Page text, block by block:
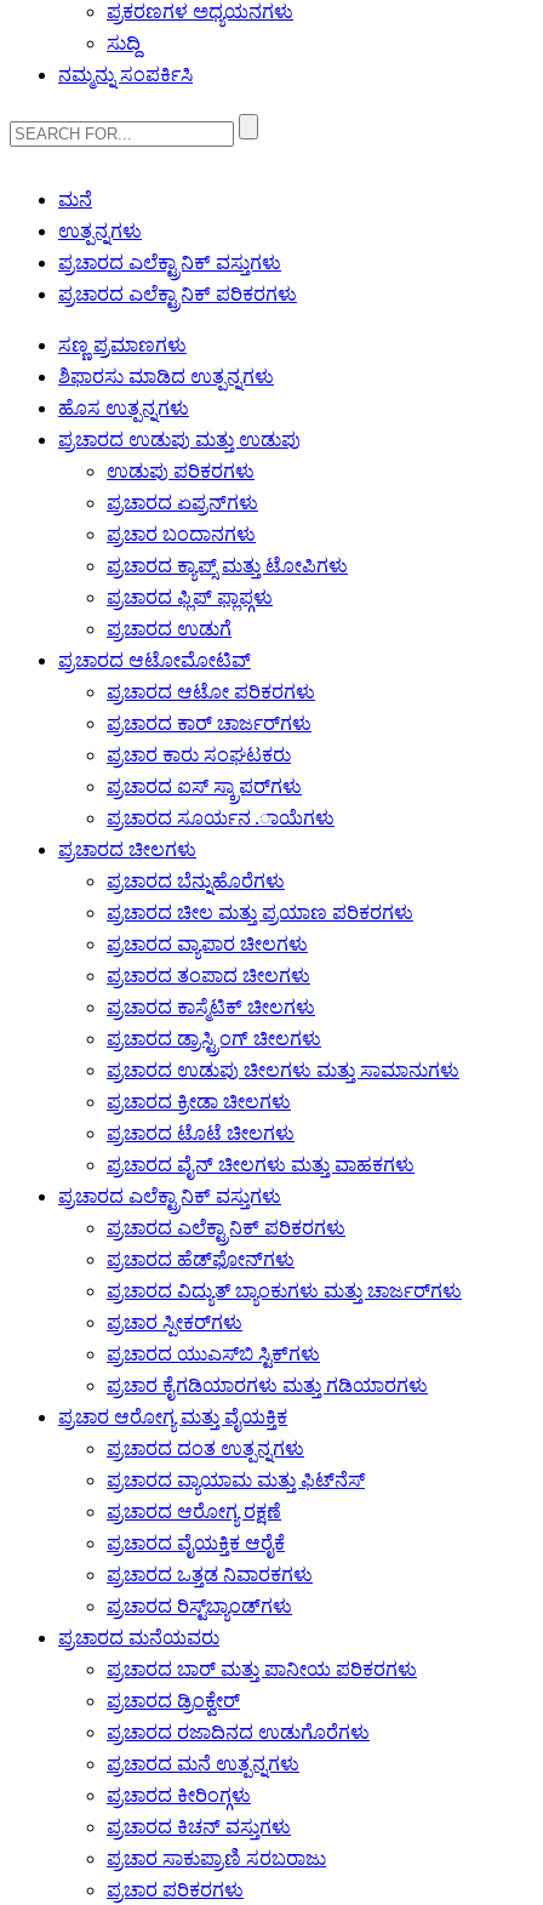
ಪ್ರಕರಣಗಳ ಅಧ್ಯಯನಗಳು
ಸುದ್ದಿ
ನಮ್ಮನ್ನು ಸಂಪರ್ಕಿಸಿ
ಮನೆ
ಉತ್ಪನ್ನಗಳು
ಪ್ರಚಾರದ ಎಲೆಕ್ಟ್ರಾನಿಕ್ ವಸ್ತುಗಳು
ಪ್ರಚಾರದ ಎಲೆಕ್ಟ್ರಾನಿಕ್ ಪರಿಕರಗಳು
ಸಣ್ಣ ಪ್ರಮಾಣಗಳು
ಶಿಫಾರಸು ಮಾಡಿದ ಉತ್ಪನ್ನಗಳು
ಹೊಸ ಉತ್ಪನ್ನಗಳು
ಪ್ರಚಾರದ ಉಡುಪು ಮತ್ತು ಉಡುಪು
ಉಡುಪು ಪರಿಕರಗಳು
ಪ್ರಚಾರದ ಏಪ್ರನ್‌ಗಳು
ಪ್ರಚಾರ ಬಂದಾನಗಳು
ಪ್ರಚಾರದ ಕ್ಯಾಪ್ಸ್ ಮತ್ತು ಟೋಪಿಗಳು
ಪ್ರಚಾರದ ಫ್ಲಿಪ್ ಫ್ಲಾಪ್ಗಳು
ಪ್ರಚಾರದ ಉಡುಗೆ
ಪ್ರಚಾರದ ಆಟೋಮೋಟಿವ್
ಪ್ರಚಾರದ ಆಟೋ ಪರಿಕರಗಳು
ಪ್ರಚಾರದ ಕಾರ್ ಚಾರ್ಜರ್‌ಗಳು
ಪ್ರಚಾರ ಕಾರು ಸಂಘಟಕರು
ಪ್ರಚಾರದ ಐಸ್ ಸ್ಕ್ರಾಪರ್‌ಗಳು
ಪ್ರಚಾರದ ಸೂರ್ಯನ .ಾಯೆಗಳು
ಪ್ರಚಾರದ ಚೀಲಗಳು
ಪ್ರಚಾರದ ಬೆನ್ನುಹೊರೆಗಳು
ಪ್ರಚಾರದ ಚೀಲ ಮತ್ತು ಪ್ರಯಾಣ ಪರಿಕರಗಳು
ಪ್ರಚಾರದ ವ್ಯಾಪಾರ ಚೀಲಗಳು
ಪ್ರಚಾರದ ತಂಪಾದ ಚೀಲಗಳು
ಪ್ರಚಾರದ ಕಾಸ್ಮೆಟಿಕ್ ಚೀಲಗಳು
ಪ್ರಚಾರದ ಡ್ರಾಸ್ಟ್ರಿಂಗ್ ಚೀಲಗಳು
ಪ್ರಚಾರದ ಉಡುಪು ಚೀಲಗಳು ಮತ್ತು ಸಾಮಾನುಗಳು
ಪ್ರಚಾರದ ಕ್ರೀಡಾ ಚೀಲಗಳು
ಪ್ರಚಾರದ ಟೊಟೆ ಚೀಲಗಳು
ಪ್ರಚಾರದ ವೈನ್ ಚೀಲಗಳು ಮತ್ತು ವಾಹಕಗಳು
ಪ್ರಚಾರದ ಎಲೆಕ್ಟ್ರಾನಿಕ್ ವಸ್ತುಗಳು
ಪ್ರಚಾರದ ಎಲೆಕ್ಟ್ರಾನಿಕ್ ಪರಿಕರಗಳು
ಪ್ರಚಾರದ ಹೆಡ್‌ಫೋನ್‌ಗಳು
ಪ್ರಚಾರದ ವಿದ್ಯುತ್ ಬ್ಯಾಂಕುಗಳು ಮತ್ತು ಚಾರ್ಜರ್‌ಗಳು
ಪ್ರಚಾರ ಸ್ಪೀಕರ್‌ಗಳು
ಪ್ರಚಾರದ ಯುಎಸ್‌ಬಿ ಸ್ಟಿಕ್‌ಗಳು
ಪ್ರಚಾರ ಕೈಗಡಿಯಾರಗಳು ಮತ್ತು ಗಡಿಯಾರಗಳು
ಪ್ರಚಾರ ಆರೋಗ್ಯ ಮತ್ತು ವೈಯಕ್ತಿಕ
ಪ್ರಚಾರದ ದಂತ ಉತ್ಪನ್ನಗಳು
ಪ್ರಚಾರದ ವ್ಯಾಯಾಮ ಮತ್ತು ಫಿಟ್‌ನೆಸ್
ಪ್ರಚಾರದ ಆರೋಗ್ಯ ರಕ್ಷಣೆ
ಪ್ರಚಾರದ ವೈಯಕ್ತಿಕ ಆರೈಕೆ
ಪ್ರಚಾರದ ಒತ್ತಡ ನಿವಾರಕಗಳು
ಪ್ರಚಾರದ ರಿಸ್ಟ್‌ಬ್ಯಾಂಡ್‌ಗಳು
ಪ್ರಚಾರದ ಮನೆಯವರು
ಪ್ರಚಾರದ ಬಾರ್ ಮತ್ತು ಪಾನೀಯ ಪರಿಕರಗಳು
ಪ್ರಚಾರದ ಡ್ರಿಂಕ್ವೇರ್
ಪ್ರಚಾರದ ರಜಾದಿನದ ಉಡುಗೊರೆಗಳು
ಪ್ರಚಾರದ ಮನೆ ಉತ್ಪನ್ನಗಳು
ಪ್ರಚಾರದ ಕೀರಿಂಗ್ಗಳು
ಪ್ರಚಾರದ ಕಿಚನ್ ವಸ್ತುಗಳು
ಪ್ರಚಾರ ಸಾಕುಪ್ರಾಣಿ ಸರಬರಾಜು
ಪ್ರಚಾರ ಪರಿಕರಗಳು